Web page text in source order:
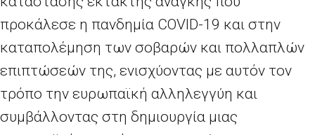
προκάλεσε η πανδημία COVID-19 και στην
καταπολέμηση των σοβαρών και πολλαπλών
επιπτώσεών της, ενισχύοντας με αυτόν τον
τρόπο την ευρωπαϊκή αλληλεγγύη και
συμβάλλοντας στη δημιουργία μιας